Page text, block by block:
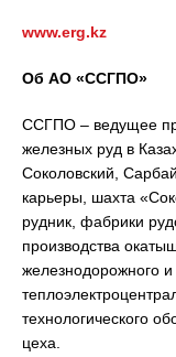
www.erg.kz
Об АО «ССГПО»
ССГПО – ведущее
железных руд в
Соколовский,
карьеры, шахта
рудник, фабрики
производства
железнодорожного и
технологического
цеха.